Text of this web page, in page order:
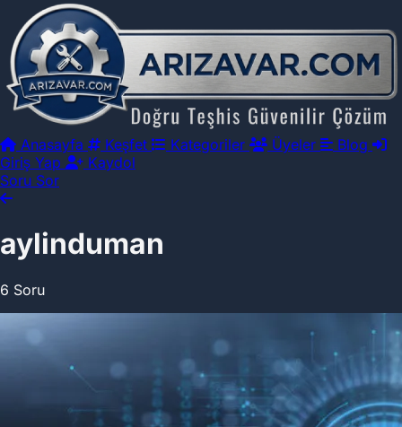
Anasayfa Keşfet Kategoriler Üyeler
Blog
Giriş Yap
Kaydol
Soru Sor
aylinduman
6 Soru